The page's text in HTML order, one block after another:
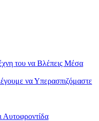
του να Βλέπεις Μέσα
να Υπερασπιζόμαστε
Αυτοφροντίδα